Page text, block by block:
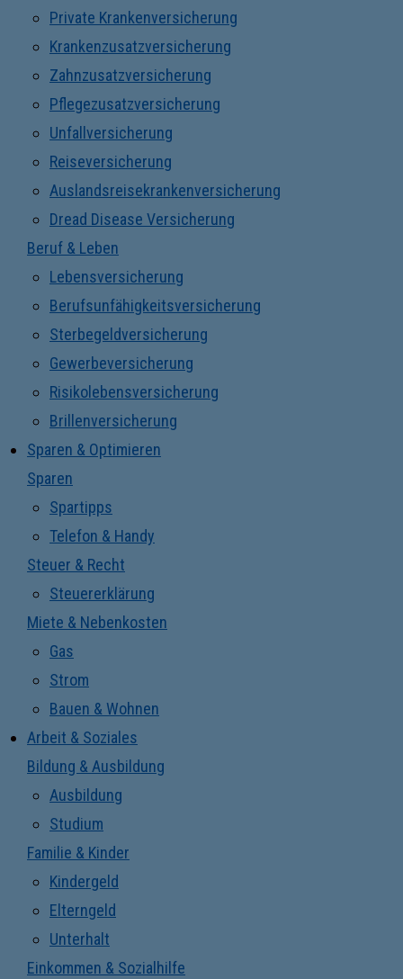
Private Krankenversicherung
Krankenzusatzversicherung
Zahnzusatzversicherung
Pflegezusatzversicherung
Unfallversicherung
Reiseversicherung
Auslandsreisekrankenversicherung
Dread Disease Versicherung
Beruf & Leben
Lebensversicherung
Berufsunfähigkeitsversicherung
Sterbegeldversicherung
Gewerbeversicherung
Risikolebensversicherung
Brillenversicherung
Sparen & Optimieren
Sparen
Spartipps
Telefon & Handy
Steuer & Recht
Steuererklärung
Miete & Nebenkosten
Gas
Strom
Bauen & Wohnen
Arbeit & Soziales
Bildung & Ausbildung
Ausbildung
Studium
Familie & Kinder
Kindergeld
Elterngeld
Unterhalt
Einkommen & Sozialhilfe